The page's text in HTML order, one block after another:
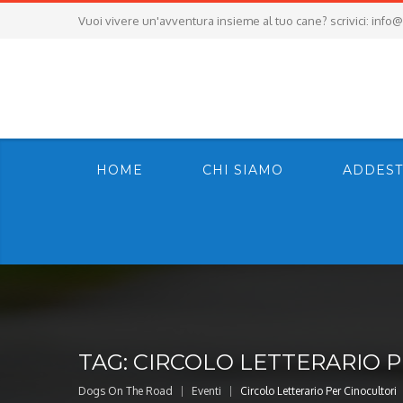
Vuoi vivere un'avventura insieme al tuo cane? scrivici:
HOME CHI SIAMO
TAG: CIRCOLO LETTERARIO
Dogs On The Road Eventi Circolo Letterario Per Cinocultori